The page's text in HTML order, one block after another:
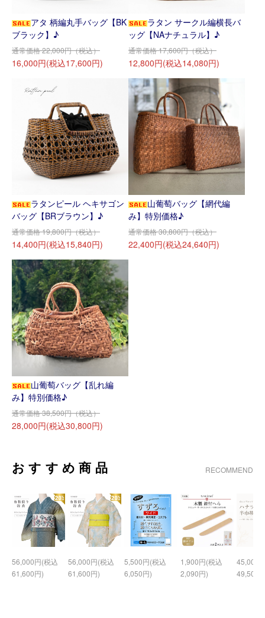
アタ 柄編丸手バッグ【BK
ブラック】♪
通常価格 22,000円（税込）
16,000円(税込17,600円)
ラタン サークル編横長バ
ッグ【NAナチュラル】♪
通常価格 17,600円（税込）
12,800円(税込14,080円)
ラタンピール ヘキサゴン
バッグ【BRブラウン】♪
通常価格 19,800円（税込）
14,400円(税込15,840円)
山葡萄バッグ【網代編
み】特別価格♪
通常価格 30,800円（税込）
22,400円(税込24,640円)
山葡萄バッグ【乱れ編
み】特別価格♪
通常価格 38,500円（税込）
28,000円(税込30,800円)
おすすめ商品 RECOMMEND
56,000円(税込
61,600円)
56,000円(税込
61,600円)
5,500円(税込
6,050円)
1,900円(税込
2,090円)
45,000
49,500